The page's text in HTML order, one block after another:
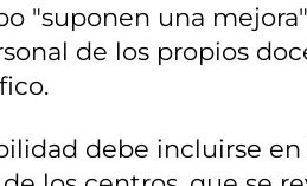
"suponen una
de los propios
debe incluirse